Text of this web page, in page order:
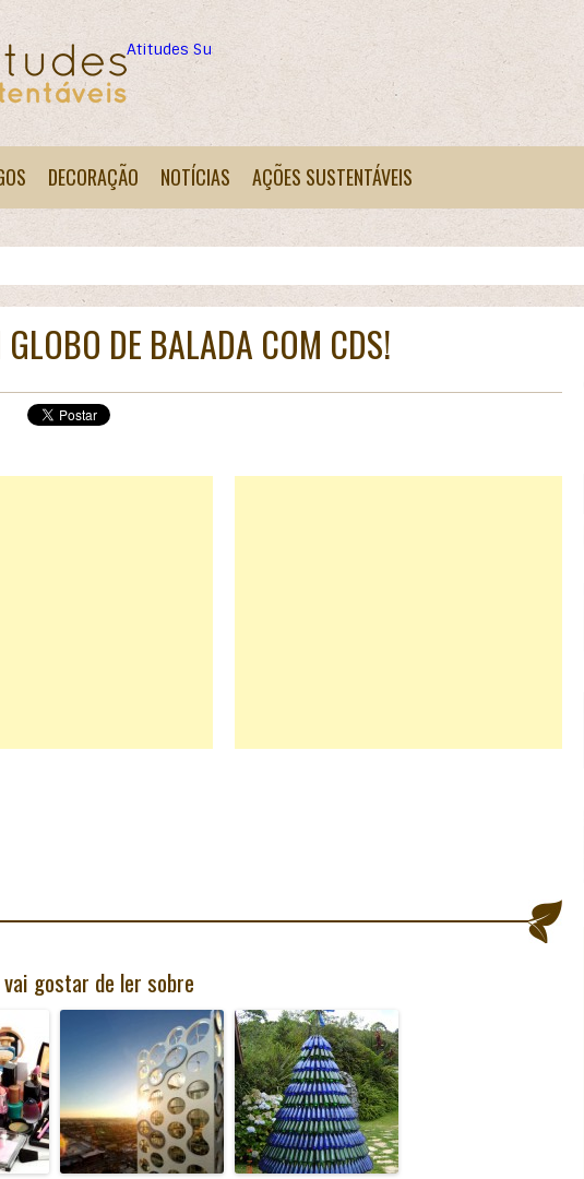
Atitudes Sustentáveis
DECORAÇÃO NOTÍCIAS AÇÕES SUSTENTÁVEIS
DE BALADA COM CDS!
gostar de ler sobre